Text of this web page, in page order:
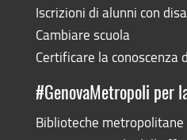
Iscrizioni di alunni con
Cambiare scuola
Certificare la conoscenza
#GenovaMetropoli per
Biblioteche metropolitane